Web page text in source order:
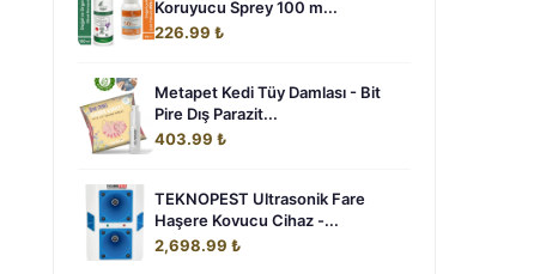
Koruyucu Sprey 100 m...
226.99 ₺
Metapet Kedi Tüy Damlası - Bit
Pire Dış Parazit...
403.99 ₺
TEKNOPEST Ultrasonik Fare
Haşere Kovucu Cihaz -...
2,698.99 ₺